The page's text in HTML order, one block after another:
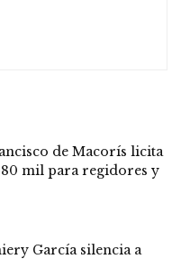
de Macorís licita
mil para regidores y
García silencia a